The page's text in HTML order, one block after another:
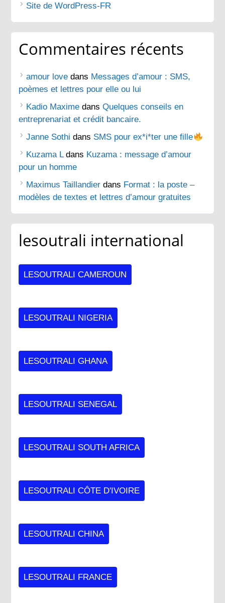
Site de WordPress-FR
Commentaires récents
amour love dans Messages d’amour : SMS,
poèmes et lettres pour elle ou lui
Kadio Maxime dansQuelques conseils en
entreprenariat et crédit bancaire.
Janne Sothi dans SMS pour ex*i*ter une fille
Kuzama Ldans Kuzama : message d’amour
pour un homme
Maximus Taillandier dans Format : la poste –
modèles de textes et lettres d’amour gratuites
lesoutrali international
LESOUTRALI CAMEROUN
LESOUTRALI NIGERIA
LESOUTRALI GHANA
LESOUTRALI SENEGAL
LESOUTRALI SOUTH AFRICA
LESOUTRALI CÔTE D'IVOIRE
LESOUTRALI CHINA
LESOUTRALI FRANCE